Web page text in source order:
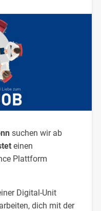
suchen wir ab
einen
Plattform
Digital-Unit
dich mit der